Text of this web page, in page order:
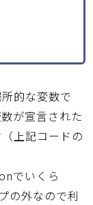
的な変数で
が宣言された
上記コードの
でいくら
の外なので利